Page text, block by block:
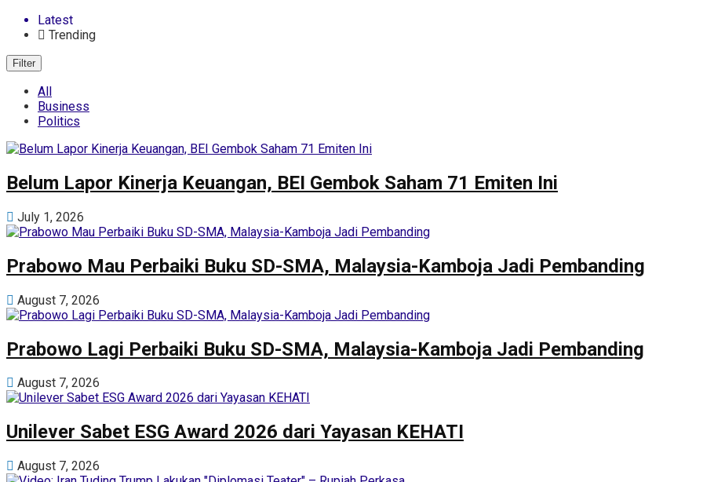
Latest
Trending
Filter
All
Business
Politics
Belum Lapor Kinerja Keuangan, BEI Gembok Saham 71 Emiten Ini
July 1, 2026
Prabowo Mau Perbaiki Buku SD-SMA, Malaysia-Kamboja Jadi Pembanding
August 7, 2026
Prabowo Lagi Perbaiki Buku SD-SMA, Malaysia-Kamboja Jadi Pembanding
August 7, 2026
Unilever Sabet ESG Award 2026 dari Yayasan KEHATI
August 7, 2026